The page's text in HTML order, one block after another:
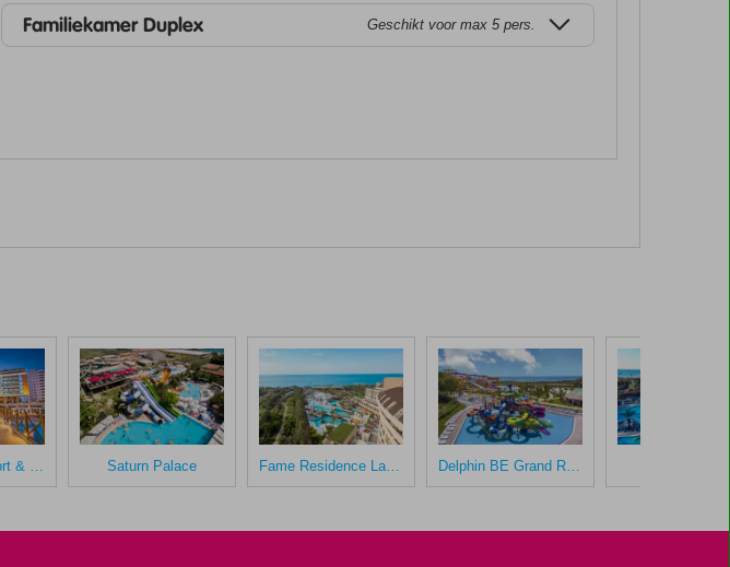
Familiekamer Duplex Geschikt voor max 5 pers.
Aska Lara Resort & Spa Saturn Palace Fame Residence Lara & Spa Delphin BE Grand Resort